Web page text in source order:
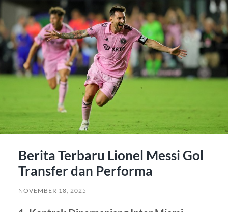
Berita Terbaru Lionel Messi Gol
Transfer dan Performa
NOVEMBER 18, 2025